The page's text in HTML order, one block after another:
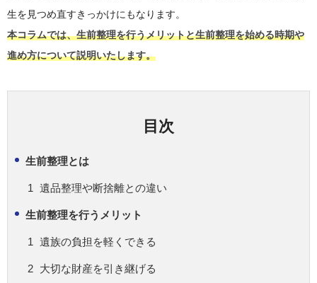
生を見つめ直すきっかけにもなります。
本コラムでは、生前整理を行うメリットと生前整理を始める時期や
進め方について説明いたします。
目次
生前整理とは
遺品整理や断捨離との違い
生前整理を行うメリット
遺族の負担を軽くできる
大切な財産を引き継げる